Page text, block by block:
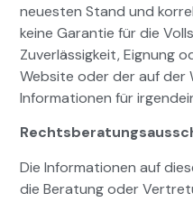
neuesten Stand und
keine Garantie für die
Zuverlässigkeit, Eignung
Website oder der auf der
Informationen für
Die Informationen auf
die Beratung oder